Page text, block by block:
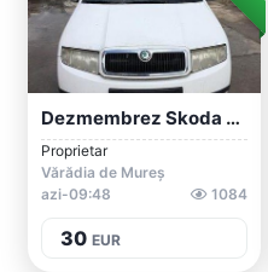
Dezmembrez Skoda Fabia 1 Break 1,4 Benzi...
Proprietar
Vărădia de Mureș
azi-09:48
1084
30 EUR